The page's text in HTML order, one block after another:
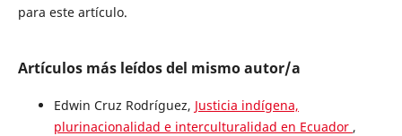
para este artículo.
Artículos más leídos del mismo autor/a
Edwin Cruz Rodríguez, Justicia indígena,
plurinacionalidad e interculturalidad en Ecuador ,